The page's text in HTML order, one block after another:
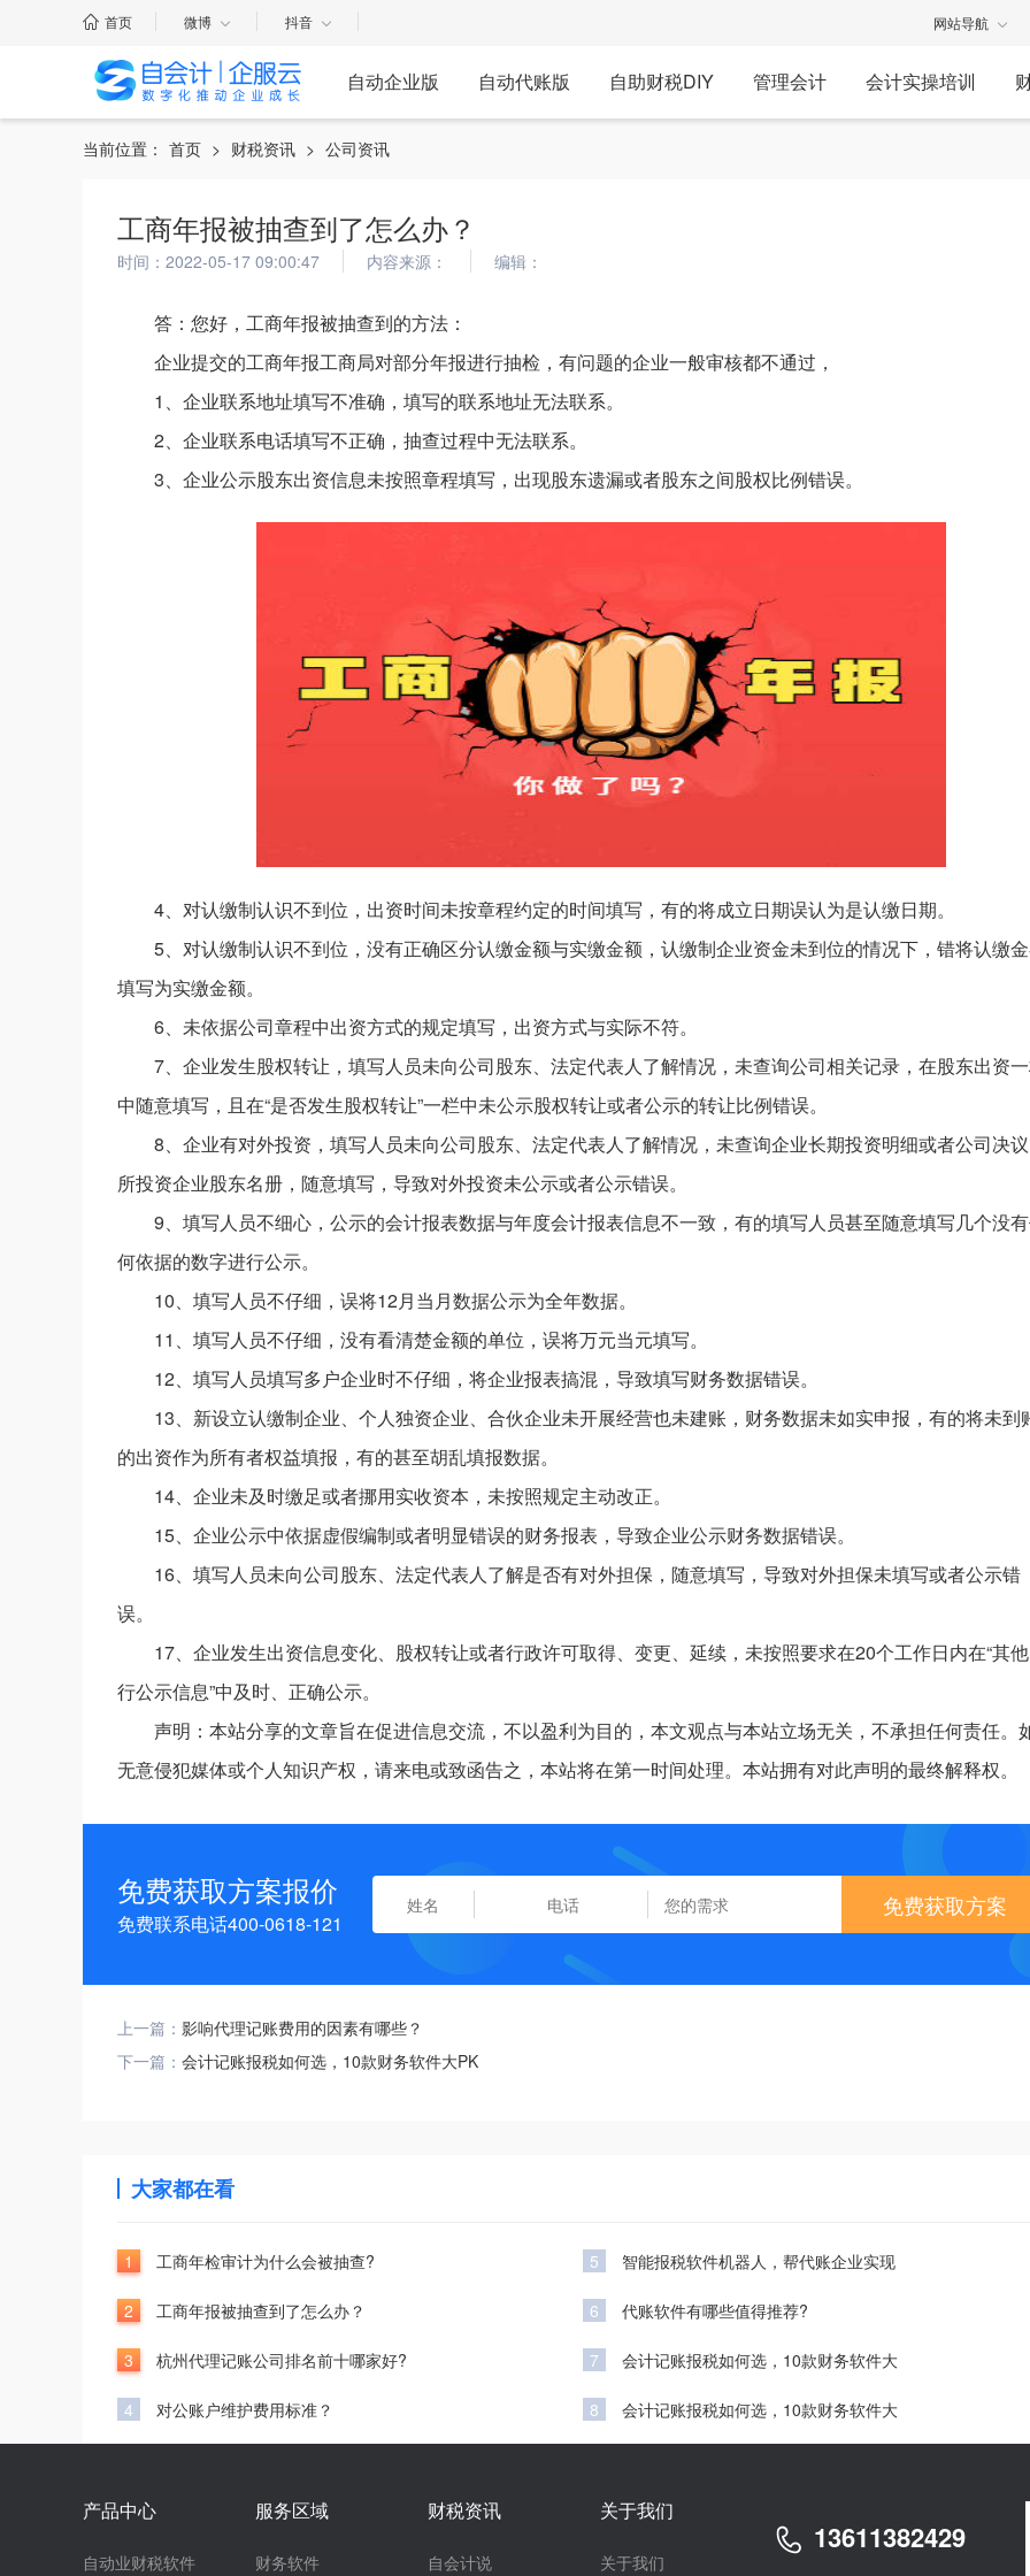
首页 微博 抖音 网站导航
自动企业版 自动代账版 自助财税DIY 管理会计 会计实操培训
当前位置： 首页 > 财税资讯 > 公司资讯
工商年报被抽查到了怎么办？
时间：2022-05-17 09:00:47 内容来源： 编辑：
答：您好，工商年报被抽查到的方法：
企业提交的工商年报工商局对部分年报进行抽检，有问题的企业一般审核都不通过，
1、企业联系地址填写不准确，填写的联系地址无法联系。
2、企业联系电话填写不正确，抽查过程中无法联系。
3、企业公示股东出资信息未按照章程填写，出现股东遗漏或者股东之间股权比例错误。
4、对认缴制认识不到位，出资时间未按章程约定的时间填写，有的将成立日期误认为是认缴日期。
5、对认缴制认识不到位，没有正确区分认缴金额与实缴金额，认缴制企业资金未到位的情况下，错将认缴
填写为实缴金额。
6、未依据公司章程中出资方式的规定填写，出资方式与实际不符。
7、企业发生股权转让，填写人员未向公司股东、法定代表人了解情况，未查询公司相关记录，在股东出资
中随意填写，且在“是否发生股权转让”一栏中未公示股权转让或者公示的转让比例错误。
8、企业有对外投资，填写人员未向公司股东、法定代表人了解情况，未查询企业长期投资明细或者公司决
所投资企业股东名册，随意填写，导致对外投资未公示或者公示错误。
9、填写人员不细心，公示的会计报表数据与年度会计报表信息不一致，有的填写人员甚至随意填写几个没
何依据的数字进行公示。
10、填写人员不仔细，误将12月当月数据公示为全年数据。
11、填写人员不仔细，没有看清楚金额的单位，误将万元当元填写。
12、填写人员填写多户企业时不仔细，将企业报表搞混，导致填写财务数据错误。
13、新设立认缴制企业、个人独资企业、合伙企业未开展经营也未建账，财务数据未如实申报，有的将未到
的出资作为所有者权益填报，有的甚至胡乱填报数据。
14、企业未及时缴足或者挪用实收资本，未按照规定主动改正。
15、企业公示中依据虚假编制或者明显错误的财务报表，导致企业公示财务数据错误。
16、填写人员未向公司股东、法定代表人了解是否有对外担保，随意填写，导致对外担保未填写或者公示错
误。
17、企业发生出资信息变化、股权转让或者行政许可取得、变更、延续，未按照要求在20个工作日内在“其
行公示信息”中及时、正确公示。
声明：本站分享的文章旨在促进信息交流，不以盈利为目的，本文观点与本站立场无关，不承担任何责任。
无意侵犯媒体或个人知识产权，请来电或致函告之，本站将在第一时间处理。本站拥有对此声明的最终解释权。
免费获取方案报价
免费联系电话400-0618-121
免费获取方案
上一篇： 影响代理记账费用的因素有哪些？
下一篇： 会计记账报税如何选，10款财务软件大PK
大家都在看
1 工商年检审计为什么会被抽查?
2 工商年报被抽查到了怎么办？
3 杭州代理记账公司排名前十哪家好?
4 对公账户维护费用标准？
5 智能报税软件机器人，帮代账企业实现
6 代账软件有哪些值得推荐?
7 会计记账报税如何选，10款财务软件大
8 会计记账报税如何选，10款财务软件大
产品中心
自动业财税软件
服务区域
财务软件
财税资讯
自会计说
关于我们
关于我们
13611382429